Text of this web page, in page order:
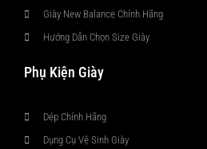
Giày New Balance Chính Hãng
Hướng Dẫn Chọn Size Giày
Phụ Kiện Giày
Dép Chính Hãng
Dụng Cụ Vệ Sinh Giày